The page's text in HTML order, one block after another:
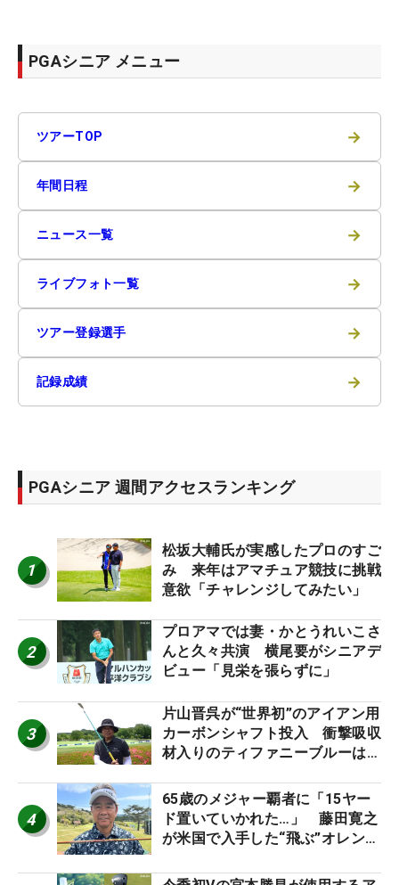
PGAシニア メニュー
ツアーTOP →
年間日程 →
ニュース一覧 →
ライブフォト一覧 →
ツアー登録選手 →
記録成績 →
PGAシニア 週間アクセスランキング
1
松坂大輔氏が実感したプロのすご
み 来年はアマチュア競技に挑戦
意欲「チャレンジしてみたい」
2
プロアマでは妻・かとうれいこさ
んと久々共演 横尾要がシニアデ
ビュー「見栄を張らずに」
3
片山晋呉が“世界初”のアイアン用
カーボンシャフト投入 衝撃吸収
材入りのティファニーブルーは
4
65歳のメジャー覇者に「15ヤー
ド置いていかれた…」 藤田寛之
が米国で入手した“飛ぶ”オレンジ